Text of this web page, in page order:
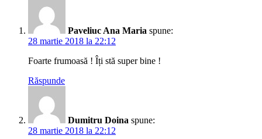
Paveliuc Ana Maria spune:
28 martie 2018 la 22:12
Foarte frumoasă ! Îți stă super bine !
Răspunde
Dumitru Doina spune:
28 martie 2018 la 22:12